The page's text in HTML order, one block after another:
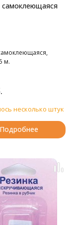
самоклеющаяся
м.
несколько штук
Подробнее